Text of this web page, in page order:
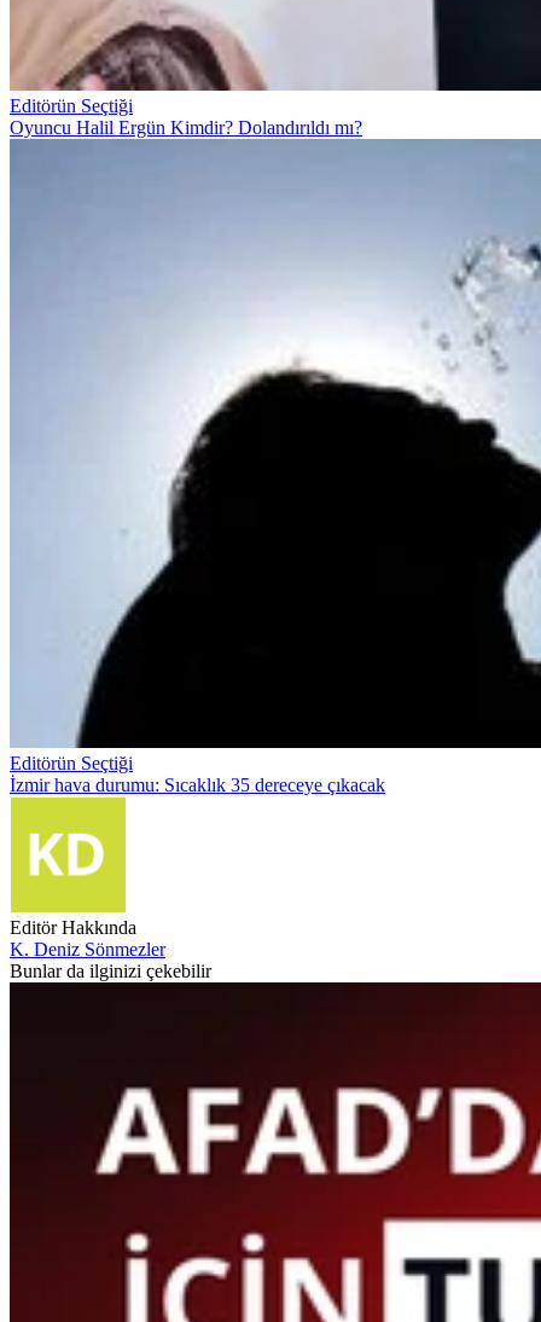
Editörün Seçtiği
Oyuncu Halil Ergün Kimdir? Dolandırıldı mı?
Editörün Seçtiği
İzmir hava durumu: Sıcaklık 35 dereceye çıkacak
Editör Hakkında
K. Deniz Sönmezler
Bunlar da ilginizi çekebilir